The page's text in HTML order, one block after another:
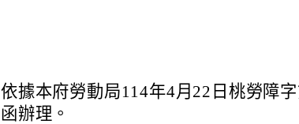
依據本府勞動局114年4月22日桃勞障
函辦理。